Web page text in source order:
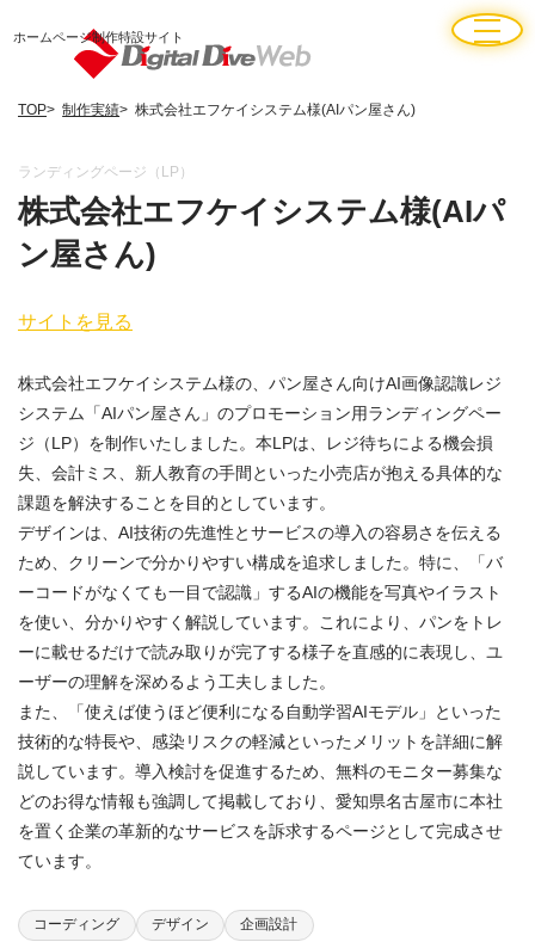
ホームページ制作特設サイト
TOP 制作実績 株式会社エフケイシステム様(AIパン屋さん)
ランディングページ（LP）
株式会社エフケイシステム様(AIパ
ン屋さん)
サイトを見る
株式会社エフケイシステム様の、パン屋さん向けAI画像認識レジ
システム「AIパン屋さん」のプロモーション用ランディングペー
ジ（LP）を制作いたしました。本LPは、レジ待ちによる機会損
失、会計ミス、新人教育の手間といった小売店が抱える具体的な
課題を解決することを目的としています。
デザインは、AI技術の先進性とサービスの導入の容易さを伝える
ため、クリーンで分かりやすい構成を追求しました。特に、「バ
ーコードがなくても一目で認識」するAIの機能を写真やイラスト
を使い、分かりやすく解説しています。これにより、パンをトレ
ーに載せるだけで読み取りが完了する様子を直感的に表現し、ユ
ーザーの理解を深めるよう工夫しました。
また、「使えば使うほど便利になる自動学習AIモデル」といった
技術的な特長や、感染リスクの軽減といったメリットを詳細に解
説しています。導入検討を促進するため、無料のモニター募集な
どのお得な情報も強調して掲載しており、愛知県名古屋市に本社
を置く企業の革新的なサービスを訴求するページとして完成させ
ています。
コーディング デザイン 企画設計